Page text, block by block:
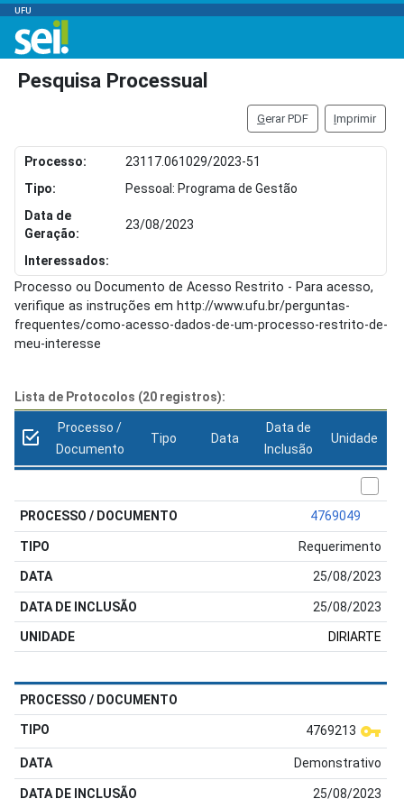
UFU
Pesquisa Processual
Gerar PDF Imprimir
Processo:
23117.061029/2023-51
Tipo:
Pessoal: Programa de Gestão
Data de
Geração:
23/08/2023
Interessados:
Processo ou Documento de Acesso Restrito - Para acesso,
verifique as instruções em http://www.ufu.br/perguntas-
frequentes/como-acesso-dados-de-um-processo-restrito-de-
meu-interesse
Lista de Protocolos (20 registros):
Processo /
Documento
Tipo Data
Data de
Inclusão
Unidade
4769049
Requerimento
25/08/2023
25/08/2023
DIRIARTE
4769213
Demonstrativo
25/08/2023